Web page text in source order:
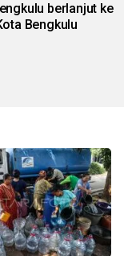
berlanjut ke
Bengkulu